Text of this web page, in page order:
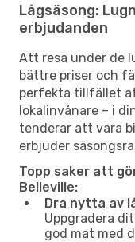
Lågsäsong:
erbjudanden
Att resa under de
bättre priser och
perfekta tillfället
lokalinvånare – i
tenderar att vara
erbjuder
Topp saker att
Belleville:
Dra nytta av
Uppgradera
god mat med